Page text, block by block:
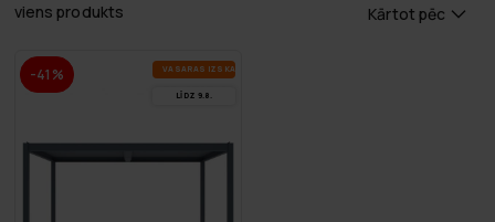
viens produkts Kārtot pēc
-41% VA­SA­RAS IZ­SKA­ŅA
LĪDZ 9.8.